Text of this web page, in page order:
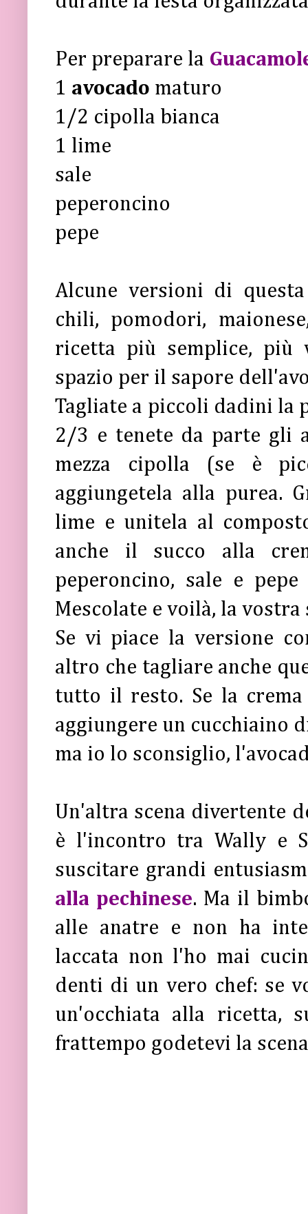
Per preparare la
1 avocado maturo
1/2 cipolla bianca
1 lime
sale
peperoncino
pepe
Alcune versioni di
chili, pomodori,
ricetta più semplice, più
spazio per il sapore
Tagliate a piccoli dadini la
2/3 e tenete da parte gli
mezza cipolla (se è
aggiungetela alla purea.
lime e unitela al
anche il succo alla
peperoncino, sale e
Mescolate e voilà, la
Se vi piace la versione
altro che tagliare anche
tutto il resto. Se la crema
aggiungere un cucchiaino
ma io lo sconsiglio,
Un'altra scena divertente
è l'incontro tra Wally e
suscitare grandi
alla pechinese. Ma il
alle anatre e non ha
laccata non l'ho mai
denti di un vero chef: se
un'occhiata alla
frattempo godetevi la